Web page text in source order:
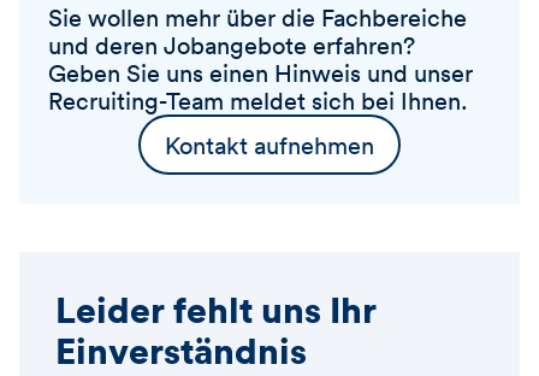
Sie wollen mehr über die Fachbereiche
und deren Jobangebote erfahren?
Geben Sie uns einen Hinweis und unser
Recruiting-Team meldet sich bei Ihnen.
Kontakt aufnehmen
Leider fehlt uns Ihr
Einverständnis